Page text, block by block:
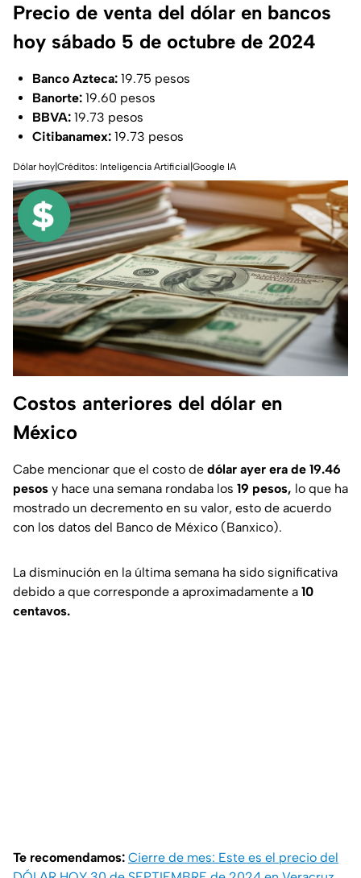
Precio de venta del dólar en bancos
hoy sábado 5 de octubre de 2024
Banco Azteca: 19.75 pesos
Banorte: 19.60 pesos
BBVA: 19.73 pesos
Citibanamex: 19.73 pesos
Dólar hoy|Créditos: Inteligencia Artificial|Google IA
Costos anteriores del dólar en
México
Cabe mencionar que el costo de dólar ayer era de 19.46
pesos y hace una semana rondaba los 19 pesos, lo que ha
mostrado un decremento en su valor, esto de acuerdo
con los datos del Banco de México (Banxico).
La disminución en la última semana ha sido significativa
debido a que corresponde a aproximadamente a 10
centavos.
Te recomendamos: Cierre de mes: Este es el precio del